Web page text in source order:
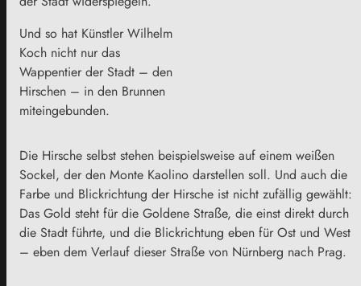
Und so hat Künstler Wilhelm
Koch nicht nur das
Wappentier der Stadt – den
Hirschen – in den Brunnen
miteingebunden.
Die Hirsche selbst stehen beispielsweise auf einem weißen
Sockel, der den Monte Kaolino darstellen soll. Und auch die
Farbe und Blickrichtung der Hirsche ist nicht zufällig gewählt:
Das Gold steht für die Goldene Straße, die einst direkt durch
die Stadt führte, und die Blickrichtung eben für Ost und West
– eben dem Verlauf dieser Straße von Nürnberg nach Prag.